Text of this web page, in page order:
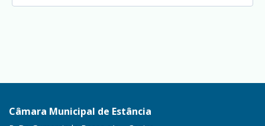
Câmara Municipal de Estância